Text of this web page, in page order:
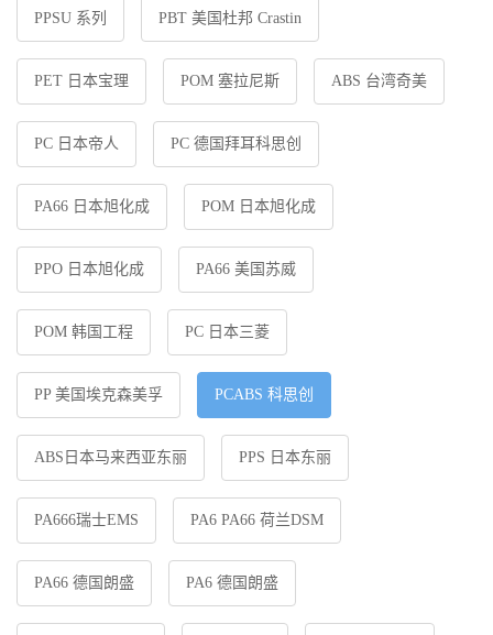
PPSU 系列 PBT 美国杜邦 Crastin
PET 日本宝理 POM 塞拉尼斯 ABS 台湾奇美
PC 日本帝人 PC 德国拜耳科思创
PA66 日本旭化成 POM 日本旭化成
PPO 日本旭化成 PA66 美国苏威
POM 韩国工程 PC 日本三菱
PP 美国埃克森美孚 PCABS 科思创
ABS日本马来西亚东丽 PPS 日本东丽
PA666瑞士EMS PA6 PA66 荷兰DSM
PA66 德国朗盛 PA6 德国朗盛